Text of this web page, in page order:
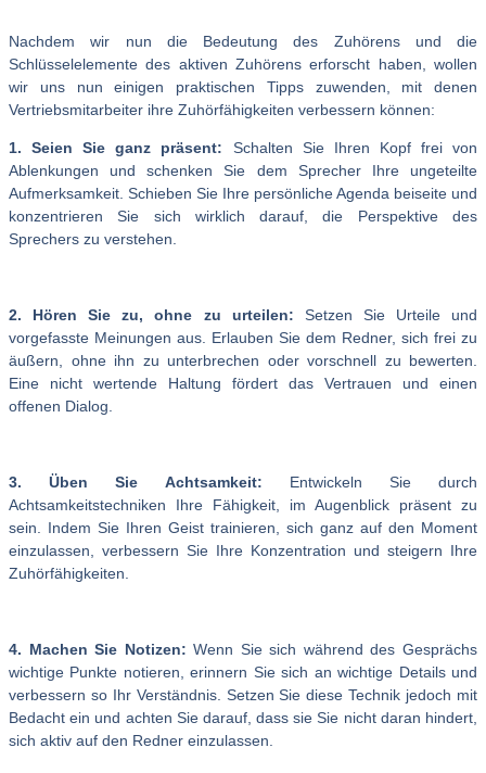
Nachdem wir nun die Bedeutung des Zuhörens und die
Schlüsselelemente des aktiven Zuhörens erforscht haben, wollen
wir uns nun einigen praktischen Tipps zuwenden, mit denen
Vertriebsmitarbeiter ihre Zuhörfähigkeiten verbessern können:
1. Seien Sie ganz präsent: Schalten Sie Ihren Kopf frei von
Ablenkungen und schenken Sie dem Sprecher Ihre ungeteilte
Aufmerksamkeit. Schieben Sie Ihre persönliche Agenda beiseite und
konzentrieren Sie sich wirklich darauf, die Perspektive des
Sprechers zu verstehen.
2. Hören Sie zu, ohne zu urteilen: Setzen Sie Urteile und
vorgefasste Meinungen aus. Erlauben Sie dem Redner, sich frei zu
äußern, ohne ihn zu unterbrechen oder vorschnell zu bewerten.
Eine nicht wertende Haltung fördert das Vertrauen und einen
offenen Dialog.
3. Üben Sie Achtsamkeit: Entwickeln Sie durch
Achtsamkeitstechniken Ihre Fähigkeit, im Augenblick präsent zu
sein. Indem Sie Ihren Geist trainieren, sich ganz auf den Moment
einzulassen, verbessern Sie Ihre Konzentration und steigern Ihre
Zuhörfähigkeiten.
4. Machen Sie Notizen: Wenn Sie sich während des Gesprächs
wichtige Punkte notieren, erinnern Sie sich an wichtige Details und
verbessern so Ihr Verständnis. Setzen Sie diese Technik jedoch mit
Bedacht ein und achten Sie darauf, dass sie Sie nicht daran hindert,
sich aktiv auf den Redner einzulassen.